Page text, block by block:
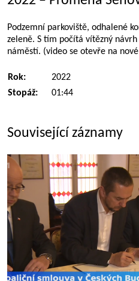
Podzemní parkoviště, odhalené
zeleně. S tím počítá vítězný
náměstí. (video se otevře na
Rok:
2022
Stopáž:
01:44
Související záznamy